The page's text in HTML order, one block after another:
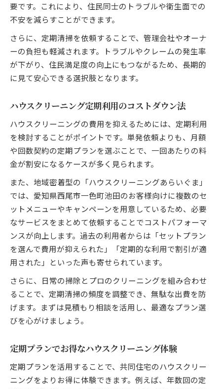
要です。これにより、住民同士のトラブルや衛生面での
不安を減らすことができます。
さらに、定期清掃を依頼することで、管理会社やオーナ
ーの負担も軽減されます。トラブルやクレームの発生率
が下がり、住民満足度の向上にもつながるため、長期的
に見て安心できる選択肢となります。
ハウスクリーニング定期利用のコストダウン法
ハウスクリーニングの費用を抑えるためには、定期利用
を検討することがポイントです。単発依頼よりも、月額
や回数契約の定期プランを選ぶことで、一回あたりの料
金が割安になるケースが多く見られます。
また、地域密着型の「ハウスクリーニングあらいぐま」
では、愛知県西尾市一色町池田のお客様向けに複数のセ
ットメニューやキャンペーンを用意しているため、必要
なサービスをまとめて依頼することでコストパフォーマ
ンスが向上します。過去の利用者からは「セットプラン
を選んで費用が抑えられた」「定期的な利用で割引が適
用された」といった声も寄せられています。
さらに、日常の掃除とプロのクリーニングを組み合わせ
ることで、定期清掃の頻度を調整でき、無駄な出費を防
げます。まずは見積もり相談を活用し、最適なプラン選
びを心がけましょう。
定期プランでお得なハウスクリーニング体験
定期プランを活用することで、共同住宅のハウスクリー
ニングをよりお得に体験できます。例えば、年数回の定